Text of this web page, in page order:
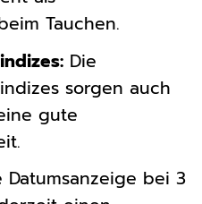
Tauchen.
Die
sorgen auch
gute
bei 3